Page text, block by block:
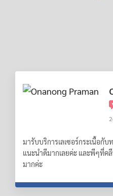
มารับบริการเลเซอร์กระเนื้อกั
แนะนำดีมากเลยค่ะ และพีๆที่ค
มากค่ะ